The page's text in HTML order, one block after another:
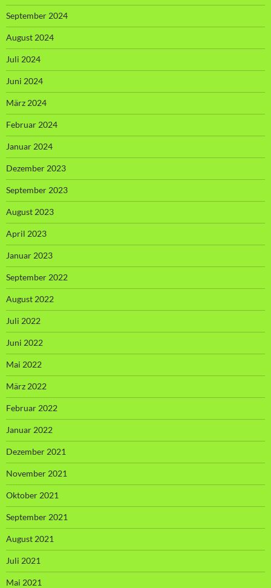
September 2024
August 2024
Juli 2024
Juni 2024
März 2024
Februar 2024
Januar 2024
Dezember 2023
September 2023
August 2023
April 2023
Januar 2023
September 2022
August 2022
Juli 2022
Juni 2022
Mai 2022
März 2022
Februar 2022
Januar 2022
Dezember 2021
November 2021
Oktober 2021
September 2021
August 2021
Juli 2021
Mai 2021